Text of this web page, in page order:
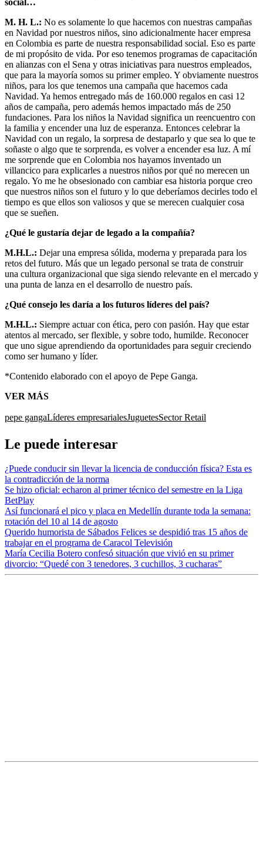
M. H. L.: No es solamente lo que hacemos con nuestras campañas
en Navidad por nuestros niños, sino adicionalmente hacer empresa
en Colombia es parte de nuestra responsabilidad social. Eso es parte
de mi propósito de vida. Por eso tenemos programas de capacitación
en alianzas con el Sena y otras iniciativas para nuestros empleados,
que para la mayoría somos su primer empleo. Y obviamente nuestros
niños, para los que tenemos una campaña que hacemos cada
Navidad. Ya hemos entregado más de 160.000 regalos en casi 12
años de campaña, pero además hemos impactado más de 250
fundaciones. Para los niños la Navidad significa un reencuentro con
la familia y encender una luz de esperanza. Entonces celebrar la
Navidad con un regalo, la sorpresa de destaparlo y que sea lo que te
soñaste o algo que te sorprenda, es volver a encender esa luz. A mí
me sorprende que en Colombia nos hayamos inventado un
villancico para explicarles a nuestros niños por qué no merecen un
regalo. Yo me he obsesionado con cambiar esa historia porque creo
que nuestros niños son el futuro y lo que deberíamos decirles todo el
tiempo es que ellos son valiosos y que se merecen cualquier cosa
que se sueñen.
¿Qué le gustaría dejar de legado a la compañía?
M.H.L.: Dejar una empresa sólida, moderna y preparada para los
retos del futuro. Más que un legado personal se trata de construir
una cultura organizacional que siga siendo relevante en el mercado y
una punta de lanza en el desarrollo de nuestro país.
¿Qué consejo les daría a los futuros líderes del país?
M.H.L.: Siempre actuar con ética, pero con pasión. Hay que estar
atentos al mercado, ser flexible, y sobre todo, humilde. Reconocer
que uno sigue aprendiendo da oportunidades para seguir creciendo
como ser humano y líder.
*Contenido elaborado con el apoyo de Pepe Ganga.
VER MÁS
pepe gangaLíderes empresarialesJuguetesSector Retail
Le puede interesar
¿Puede conducir sin llevar la licencia de conducción física? Esta es
la contradicción de la norma
Se hizo oficial: echaron al primer técnico del semestre en la Liga
BetPlay
Así funcionará el pico y placa en Medellín durante toda la semana:
rotación del 10 al 14 de agosto
Querido humorista de Sábados Felices se despidió tras 15 años de
trabajar en el programa de Caracol Televisión
María Cecilia Botero confesó situación que vivió en su primer
divorcio: “Quedé con 3 tenedores, 3 cuchillos, 3 cucharas”